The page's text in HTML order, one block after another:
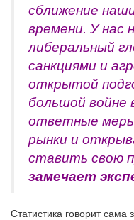
сближение
времени. У нас
либеральный
санкциями и
открытой
большой
ответные
рынки и
ставить свою
замечает
Статистика говорит